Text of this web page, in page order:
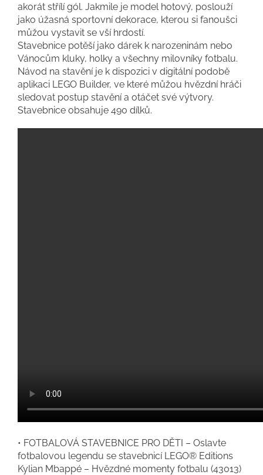
akorát střílí gól. Jakmile je model hotový, poslouží
jako úžasná sportovní dekorace, kterou si fanoušci
můžou vystavit se vší hrdostí.
Stavebnice potěší jako dárek k narozeninám nebo
Vánocům kluky, holky a všechny milovníky fotbalu.
Návod na stavění je k dispozici v digitální podobě
aplikaci LEGO Builder, ve které můžou hvězdní hráči
sledovat postup stavění a otáčet své výtvory.
Stavebnice obsahuje 490 dílků.
• FOTBALOVÁ STAVEBNICE PRO DĚTI – Oslavte
fotbalovou legendu se stavebnicí LEGO® Editions
Kylian Mbappé – Hvězdné momenty fotbalu (43013)